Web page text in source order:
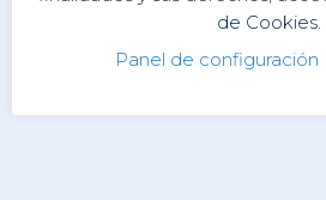
de Cookies.
Panel de configuración